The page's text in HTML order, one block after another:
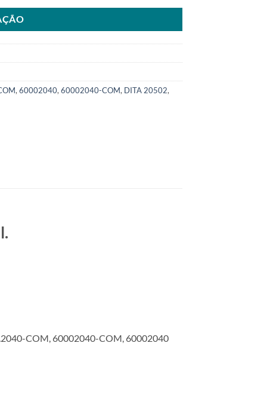
, 60002040, 60002040-COM, DITA 20502,
COM, 60002040-COM, 60002040